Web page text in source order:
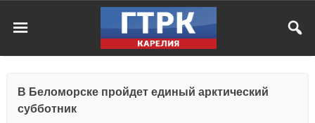
В Беломорске пройдет единый арктический
субботник